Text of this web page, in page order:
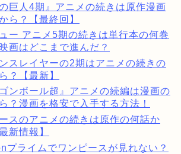
の巨人4期』アニメの続きは原作漫画
ら？【最終回】
ー アニメ5期の続きは単行本の何巻
画はどこまで進んだ？
スレイヤーの2期はアニメの続きの
？【最新】
ゴンボール超』アニメの続編は漫画の
？漫画を格安で入手する方法！
スのアニメの続きは原作の何話か
新情報】
プライムでワンピースが見れない？